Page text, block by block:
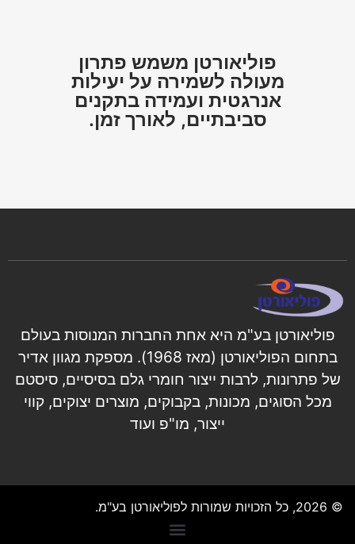
פוליאורטן משמש פתרון
מעולה לשמירה על יעילות
אנרגטית ועמידה בתקנים
סביבתיים, לאורך זמן.
פוליאורטן בע"מ היא אחת החברות המנוסות בעולם
בתחום הפוליאורטן (מאז 1968). מספקת מגוון אדיר
של פתרונות, לרבות ייצור חומרי גלם בסיסיים, סיסטם
מכל הסוגים, מכונות, בקבוקים, מוצרים יצוקים, קווי
ייצור, מו"פ ועוד
© 2026, כל הזכויות שמורות לפוליאורטן בע"מ.